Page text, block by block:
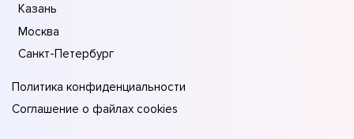
Казань
Москва
Санкт-Петербург
Политика конфиденциальности
Соглашение о файлах cookies